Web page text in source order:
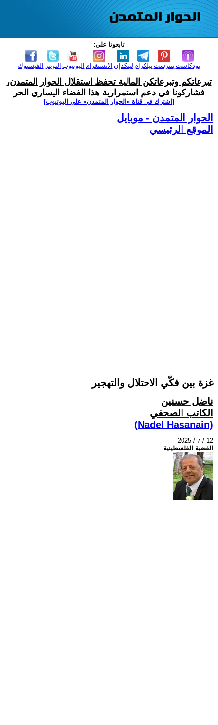
تابعونا على:
الفيسبوك التويتر اليوتيوب الانستغرام لينكدإن تيلكرامبنترست بودكاست
تبرعاتكم وتبرعاتكن المالية تحفظ استقلال الحوار المتمدن،
فشاركونا في دعم استمرارية هذا الفضاء اليساري الحر
[اشترك في قناة ‫«الحوار المتمدن» على اليوتيوب]
الحوار المتمدن - موبايل
الموقع الرئيسي
غزة بين فكّي الاحتلال والتهجير
ناضل حسنين
الكاتب الصحفي
(Nadel Hasanain)
2025 / 7 / 12
القضية الفلسطينية